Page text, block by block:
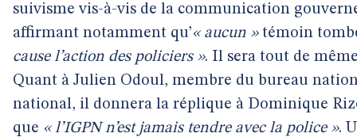
suivisme vis-à-vis de la communication
affirmant notamment qu’« aucun »témoin
cause l’action des policiers ». Il sera tout de
Quant à Julien Odoul, membre du bureau
national, il donnera la réplique à Dominique
que « l’IGPN n’est jamais tendre avec la police ».